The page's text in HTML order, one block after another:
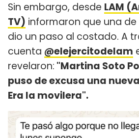
Sin embargo, desde LAM
TV) informaron que una
dio un paso al costado. A
cuenta @elejercitodelam
revelaron: "Martina Soto
puso de excusa una
Era la movilera".